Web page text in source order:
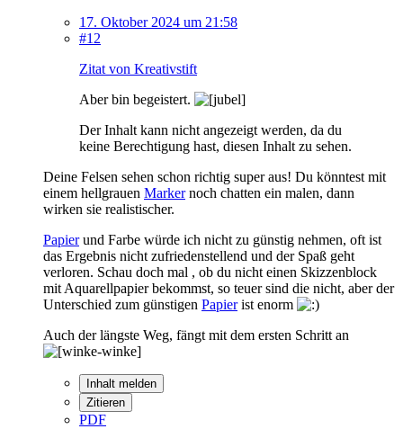
17. Oktober 2024 um 21:58
#12
Zitat von Kreativstift
Aber bin begeistert.
Der Inhalt kann nicht angezeigt werden, da du
keine Berechtigung hast, diesen Inhalt zu sehen.
Deine Felsen sehen schon richtig super aus! Du könntest mit
einem hellgrauen Markernoch chatten ein malen, dann
wirken sie realistischer.
Papierund Farbe würde ich nicht zu günstig nehmen, oft ist
das Ergebnis nicht zufriedenstellend und der Spaß geht
verloren. Schau doch mal , ob du nicht einen Skizzenblock
mit Aquarellpapier bekommst, so teuer sind die nicht, aber der
Unterschied zum günstigen Papierist enorm
Auch der längste Weg, fängt mit dem ersten Schritt an
Inhalt melden
Zitieren
PDF